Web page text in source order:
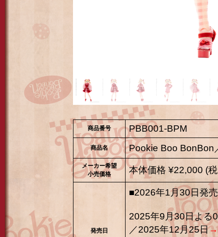
商品番号 PBB001-BPM
商品名 Pookie Boo BonBon
メーカー希望
小売価格
本体価格 ¥22,000 (
発売日
■2026年1月30日発
2025年9月30日よる
／2025年12月25日